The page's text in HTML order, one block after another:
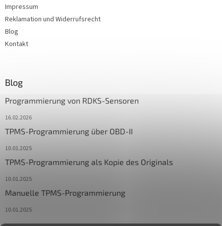
Impressum
Reklamation und Widerrufsrecht
Blog
Kontakt
Blog
Programmierung von RDKS-Sensoren
16.02.2026
TPMS-Programmierung über OBD-II
10.01.2025
TPMS-Programmierung als Kopie des Originals
10.01.2025
Manuelle TPMS-Programmierung
10.01.2025